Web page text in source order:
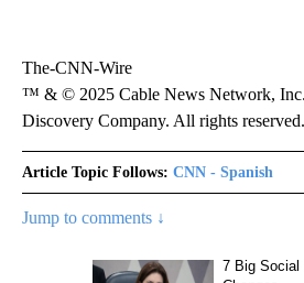
The-CNN-Wire
™ & © 2025 Cable News Network,
Discovery Company. All rights reserved.
Article Topic Follows: CNN - Spanish
Jump to comments ↓